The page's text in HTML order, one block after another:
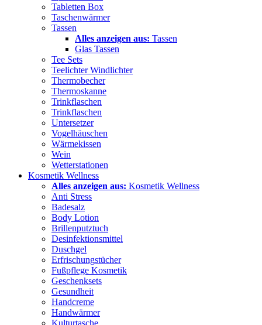
Tabletten Box
Taschenwärmer
Tassen
Alles anzeigen aus: Tassen
Glas Tassen
Tee Sets
Teelichter Windlichter
Thermobecher
Thermoskanne
Trinkflaschen
Trinkflaschen
Untersetzer
Vogelhäuschen
Wärmekissen
Wein
Wetterstationen
Kosmetik Wellness
Alles anzeigen aus: Kosmetik Wellness
Anti Stress
Badesalz
Body Lotion
Brillenputztuch
Desinfektionsmittel
Duschgel
Erfrischungstücher
Fußpflege Kosmetik
Geschenksets
Gesundheit
Handcreme
Handwärmer
Kulturtasche